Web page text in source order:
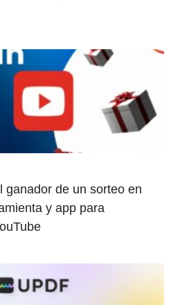
ganador de un sorteo en
y app para